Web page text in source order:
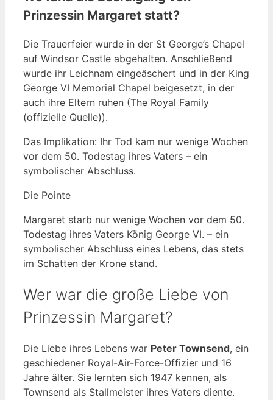
Prinzessin Margaret statt?
Die Trauerfeier wurde in der St George’s Chapel
auf Windsor Castle abgehalten. Anschließend
wurde ihr Leichnam eingeäschert und in der King
George VI Memorial Chapel beigesetzt, in der
auch ihre Eltern ruhen (The Royal Family
(offizielle Quelle)).
Das Implikation: Ihr Tod kam nur wenige Wochen
vor dem 50. Todestag ihres Vaters – ein
symbolischer Abschluss.
Die Pointe
Margaret starb nur wenige Wochen vor dem 50.
Todestag ihres Vaters König George VI. – ein
symbolischer Abschluss eines Lebens, das stets
im Schatten der Krone stand.
Wer war die große Liebe von
Prinzessin Margaret?
Die Liebe ihres Lebens war Peter Townsend, ein
geschiedener Royal-Air-Force-Offizier und 16
Jahre älter. Sie lernten sich 1947 kennen, als
Townsend als Stallmeister ihres Vaters diente.